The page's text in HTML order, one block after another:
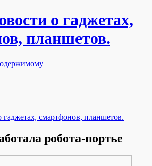
о гаджетах,
планшетов.
робота-портье